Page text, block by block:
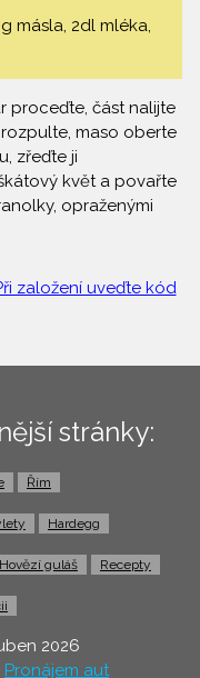
másla, 2dl mléka,
proceďte, část nalijte
maso oberte
zřeďte ji
květ a povařte
opraženými
založení uveďte kód
stránky:
Řím
Hardegg
Hovězí guláš Recepty
2026
Pronájem aut